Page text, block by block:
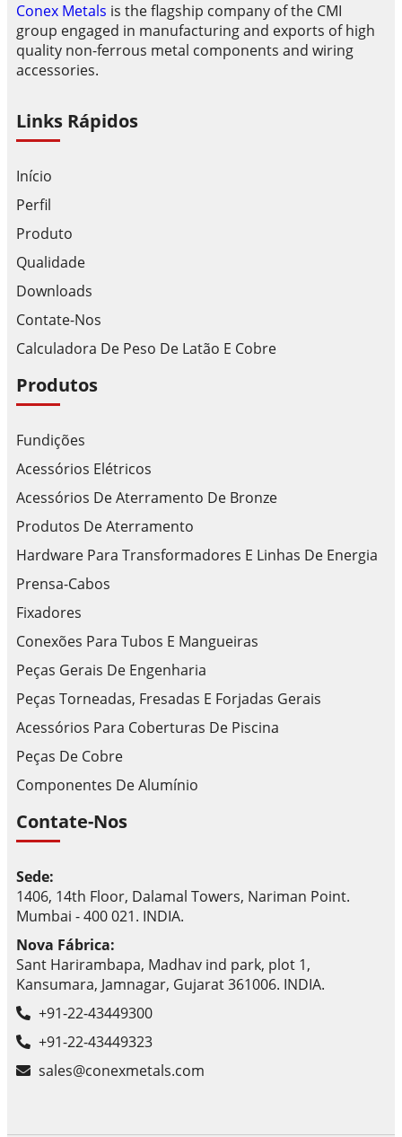
Conex Metals is the flagship company of the CMI
group engaged in manufacturing and exports of high
quality non-ferrous metal components and wiring
accessories.
Links Rápidos
Início
Perfil
Produto
Qualidade
Downloads
Contate-Nos
Calculadora De Peso De Latão E Cobre
Produtos
Fundições
Acessórios Elétricos
Acessórios De Aterramento De Bronze
Produtos De Aterramento
Hardware Para Transformadores E Linhas De Energia
Prensa-Cabos
Fixadores
Conexões Para Tubos E Mangueiras
Peças Gerais De Engenharia
Peças Torneadas, Fresadas E Forjadas Gerais
Acessórios Para Coberturas De Piscina
Peças De Cobre
Componentes De Alumínio
Contate-Nos
Sede:
1406, 14th Floor, Dalamal Towers, Nariman Point.
Mumbai - 400 021. INDIA.
Nova Fábrica:
Sant Harirambapa, Madhav ind park, plot 1,
Kansumara, Jamnagar, Gujarat 361006. INDIA.
+91-22-43449300
+91-22-43449323
sales@conexmetals.com